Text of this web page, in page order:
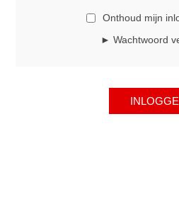
Onthoud mijn
► Wachtwoord